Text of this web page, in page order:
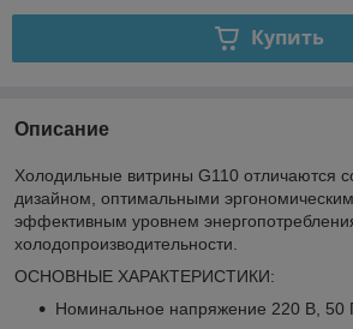
Купить
Описание
Холодильные витрины G110 отличаются
дизайном, оптимальными
эффективным уровнем
холодопроизводительности.
ОСНОВНЫЕ ХАРАКТЕРИСТИКИ:
Номинальное напряжение 220 В, 50